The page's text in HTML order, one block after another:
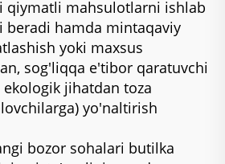
qiymatli mahsulotlarni ishlab
beradi hamda mintaqaviy
yoki maxsus
sog'liqqa e'tibor qaratuvchi
jihatdan toza
yo'naltirish
bozor sohalari butilka